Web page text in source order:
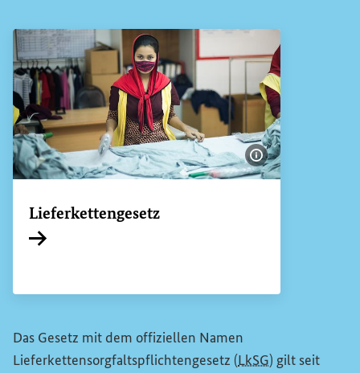
Lieferkettengesetz
Das Gesetz mit dem offiziellen Namen
Lieferkettensorgfaltspflichtengesetz (LkSG) gilt seit